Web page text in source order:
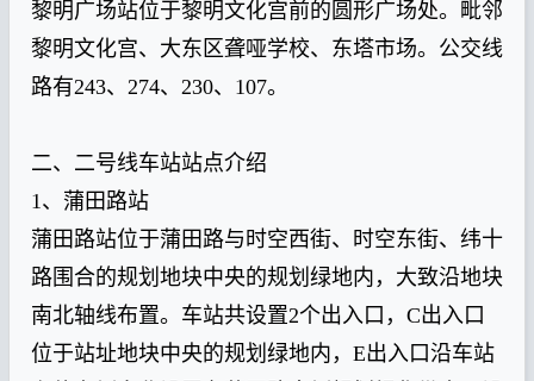
黎明广场站位于黎明文化宫前的圆形广场处。毗邻
黎明文化宫、大东区聋哑学校、东塔市场。公交线
路有243、274、230、107。
二、二号线车站站点介绍
1、蒲田路站
蒲田路站位于蒲田路与时空西街、时空东街、纬十
路围合的规划地块中央的规划绿地内，大致沿地块
南北轴线布置。车站共设置2个出入口，C出入口
位于站址地块中央的规划绿地内，E出入口沿车站